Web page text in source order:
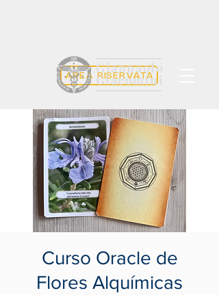
AREA RISERVATA
Gianpaolo
Giacomini
Curso Oracle de
Flores Alquímicas